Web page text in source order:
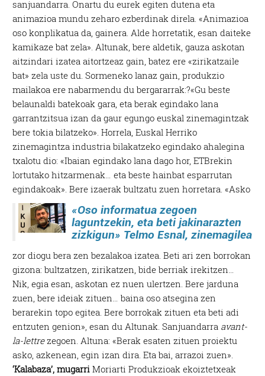
sanjuandarra. Onartu du eurek egiten dutena eta
animazioa mundu zeharo ezberdinak direla. «Animazioa
oso konplikatua da, gainera. Alde horretatik, esan daiteke
kamikaze bat zela». Altunak, bere aldetik, gauza askotan
aitzindari izatea aitortzeaz gain, batez ere «zirikatzaile
bat» zela uste du. Sormeneko lanaz gain, produkzio
mailakoa ere nabarmendu du bergararrak:?«Gu beste
belaunaldi batekoak gara, eta berak egindako lana
garrantzitsua izan da gaur egungo euskal zinemagintzak
bere tokia bilatzeko». Horrela, Euskal Herriko
zinemagintza industria bilakatzeko egindako ahalegina
txalotu dio: «Ibaian egindako lana dago hor, ETBrekin
lortutako hitzarmenak… eta beste hainbat esparrutan
egindakoak».
«Oso informatua zegoen
laguntzekin, eta beti jakinarazten
zizkigun» Telmo Esnal, zinemagilea
Bere izaerak bultzatu zuen horretara. «Asko
zor diogu bera zen bezalakoa izatea. Beti ari zen borrokan
gizona: bultzatzen, zirikatzen, bide berriak irekitzen…
Nik, egia esan, askotan ez nuen ulertzen. Bere jarduna
zuen, bere ideiak zituen… baina oso atsegina zen
berarekin topo egitea. Bere borrokak zituen eta beti adi
entzuten genion», esan du Altunak. Sanjuandarra avant-
la-lettrezegoen. Altuna: «Berak esaten zituen proiektu
asko, azkenean, egin izan dira. Eta bai, arrazoi zuen».
‘Kalabaza’, mugarri Moriarti Produkzioak ekoiztetxeak